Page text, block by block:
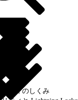
リティのしくみ